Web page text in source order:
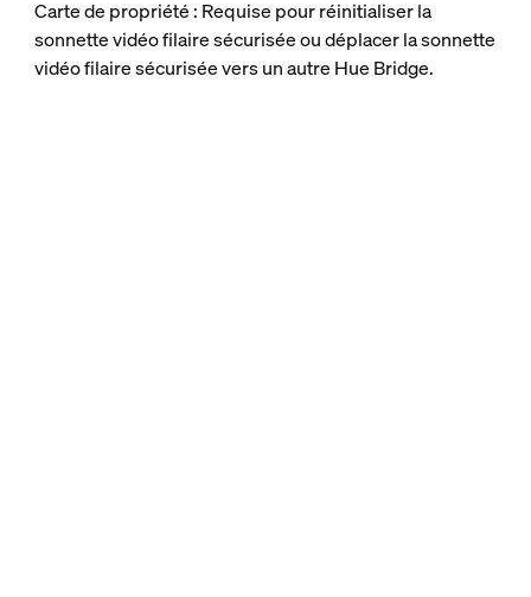
Carte de propriété : Requise pour réinitialiser la
sonnette vidéo filaire sécurisée ou déplacer la sonnette
vidéo filaire sécurisée vers un autre Hue Bridge.